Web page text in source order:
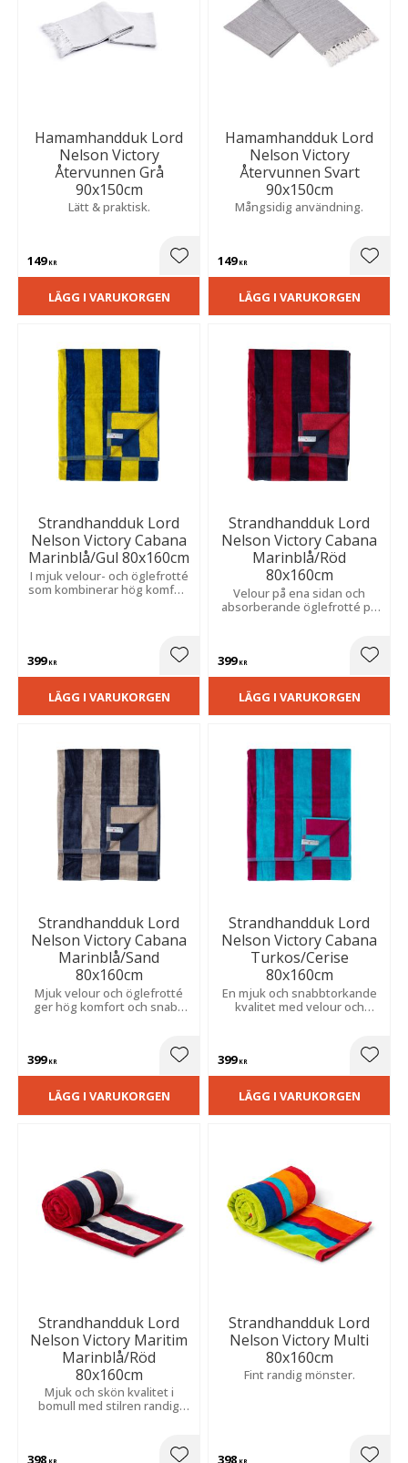
Hamamhandduk Lord
Nelson Victory
Återvunnen Grå
90x150cm
Lätt & praktisk.
149KR Lägg till i favoriter
LÄGG I VARUKORGEN
Hamamhandduk Lord
Nelson Victory
Återvunnen Svart
90x150cm
Mångsidig användning.
149KR
LÄGG I VARUKORGEN
Strandhandduk Lord
Nelson Victory Cabana
Marinblå/Gul 80x160cm
I mjuk velour- och öglefrotté
som kombinerar hög komfort
399KR Lägg till i favoriter
LÄGG I VARUKORGEN
Strandhandduk Lord
Nelson Victory Cabana
Marinblå/Röd
80x160cm
Velour på ena sidan och
absorberande öglefrotté på
399KR
LÄGG I VARUKORGEN
Strandhandduk Lord
Nelson Victory Cabana
Marinblå/Sand
80x160cm
Mjuk velour och öglefrotté
ger hög komfort och snabb
399KR Lägg till i favoriter
LÄGG I VARUKORGEN
Strandhandduk Lord
Nelson Victory Cabana
Turkos/Cerise
80x160cm
En mjuk och snabbtorkande
kvalitet med velour och
399KR
LÄGG I VARUKORGEN
Strandhandduk Lord
Nelson Victory Maritim
Marinblå/Röd
80x160cm
Mjuk och skön kvalitet i
bomull med stilren randig
398
Strandhandduk Lord
Nelson Victory Multi
80x160cm
Fint randig mönster.
398